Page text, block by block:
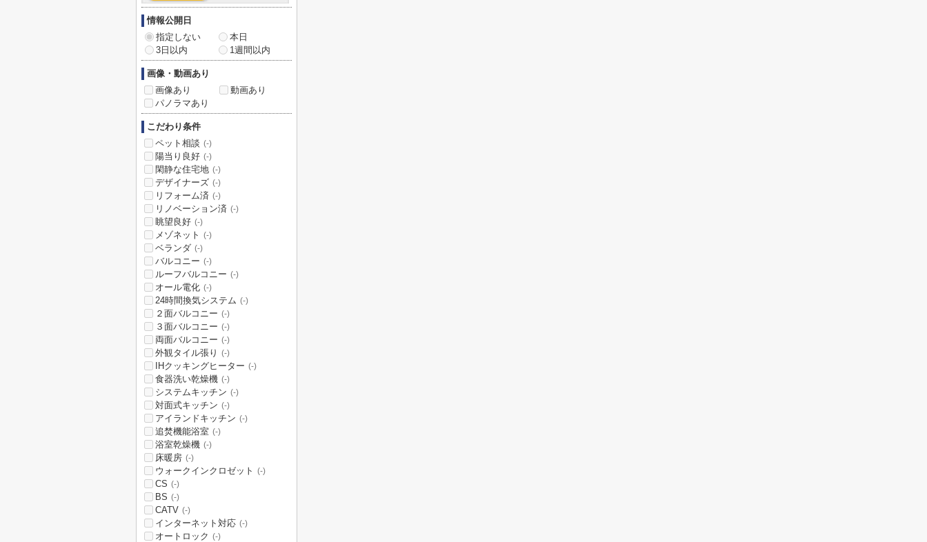
情報公開日
指定しない
本日
3日以内
1週間以内
画像・動画あり
画像あり
動画あり
パノラマあり
こだわり条件
ペット相談 (-)
陽当り良好 (-)
閑静な住宅地 (-)
デザイナーズ (-)
リフォーム済 (-)
リノベーション済 (-)
眺望良好 (-)
メゾネット (-)
ベランダ (-)
バルコニー (-)
ルーフバルコニー (-)
オール電化 (-)
24時間換気システム (-)
２面バルコニー (-)
３面バルコニー (-)
両面バルコニー (-)
外観タイル張り (-)
IHクッキングヒーター (-)
食器洗い乾燥機 (-)
システムキッチン (-)
対面式キッチン (-)
アイランドキッチン (-)
追焚機能浴室 (-)
浴室乾燥機 (-)
床暖房 (-)
ウォークインクロゼット (-)
CS (-)
BS (-)
CATV (-)
インターネット対応 (-)
オートロック (-)